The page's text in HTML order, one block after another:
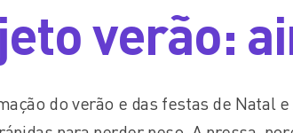
verão:
do verão e das festas de Natal